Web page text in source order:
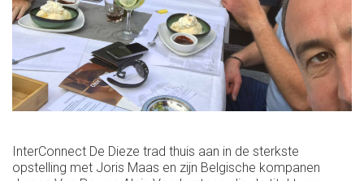
InterConnect De Dieze trad thuis aan in de sterkste
opstelling met Joris Maas en zijn Belgische kompanen